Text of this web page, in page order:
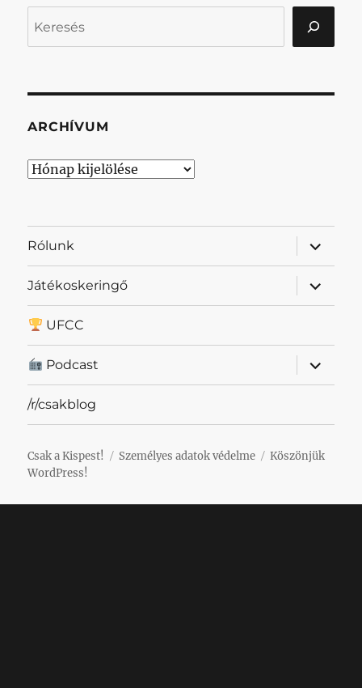
ARCHÍVUM
Archívum
Rólunk
almenü
Játékoskeringő
almenü
UFCC
Podcast
almenü
/r/csakblog
Csak a Kispest! Személyes adatok védelme
Köszönjük
WordPress!